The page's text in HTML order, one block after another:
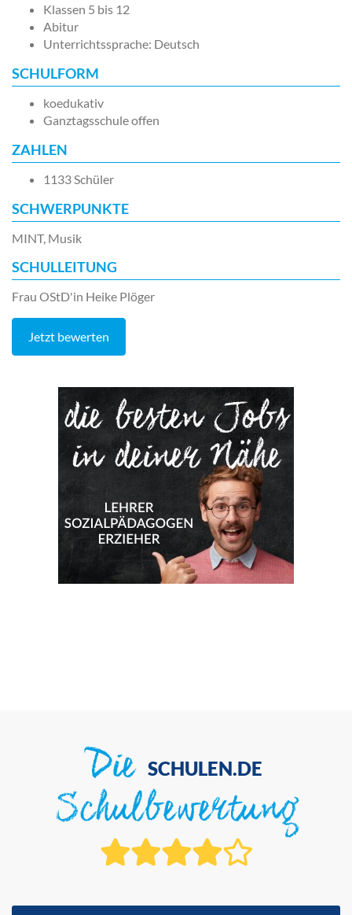
Klassen 5 bis 12
Abitur
Unterrichtssprache: Deutsch
SCHULFORM
koedukativ
Ganztagsschule offen
ZAHLEN
1133 Schüler
SCHWERPUNKTE
MINT, Musik
SCHULLEITUNG
Frau OStD'in Heike Plöger
Jetzt bewerten
Die SCHULEN.DE
Schulbewertung